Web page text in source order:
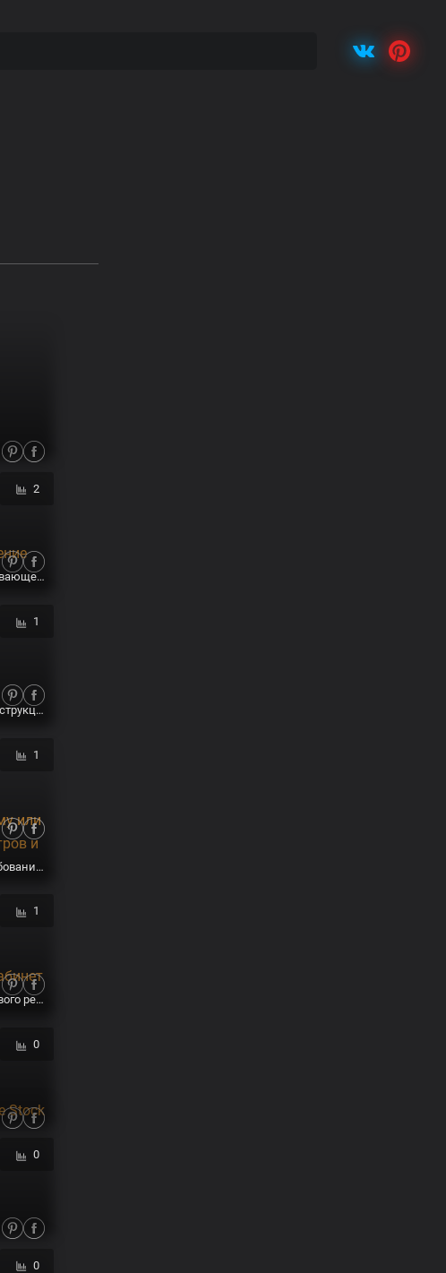
2
Мальчик ест кашу стоковое изображение. изображение насчитывающей детство - 28237397
1
Как научить ребенка есть ложкой самостоятельно: пошаговая инструкция с видео и советами экспертов
1
Ребенок просит есть каждый час: кормить по режиму или по требованию? - Статьи о детском питании от педиатров и экспертов МАМАКО
1
Почему ребенок все время голодный – «Интернет-кабинет здорового ребенка»
0
0
0